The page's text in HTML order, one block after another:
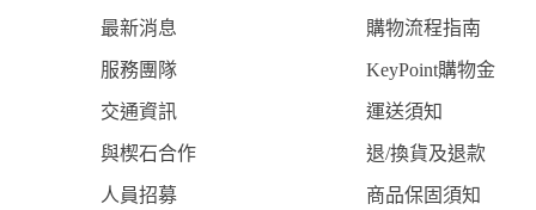
最新消息 購物流程指南
服務團隊 KeyPoint購物金
交通資訊 運送須知
與楔石合作 退/換貨及退款
人員招募 商品保固須知